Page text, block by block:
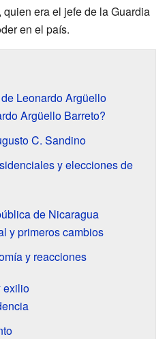
, quien era el jefe de la Guardia
en el país.
Leonardo Argüello
Argüello Barreto?
C. Sandino
y elecciones de
de Nicaragua
y primeros cambios
y reacciones
exilio